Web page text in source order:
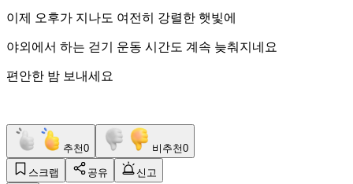
이제 오후가 지나도 여전히 강렬한 햇빛에
야외에서 하는 걷기 운동 시간도 계속 늦춰지네요
편안한 밤 보내세요
추천0 비추천0
스크랩 공유
신고